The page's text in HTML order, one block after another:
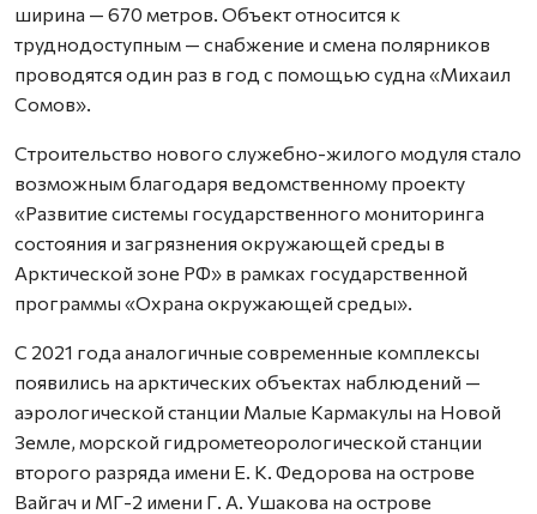
ширина — 670 метров. Объект относится к
труднодоступным — снабжение и смена полярников
проводятся один раз в год с помощью судна «Михаил
Сомов».
Строительство нового служебно-жилого модуля стало
возможным благодаря ведомственному проекту
«Развитие системы государственного мониторинга
состояния и загрязнения окружающей среды в
Арктической зоне РФ» в рамках государственной
программы «Охрана окружающей среды».
С 2021 года аналогичные современные комплексы
появились на арктических объектах наблюдений —
аэрологической станции Малые Кармакулы на Новой
Земле, морской гидрометеорологической станции
второго разряда имени Е. К. Федорова на острове
Вайгач и МГ-2 имени Г. А. Ушакова на острове